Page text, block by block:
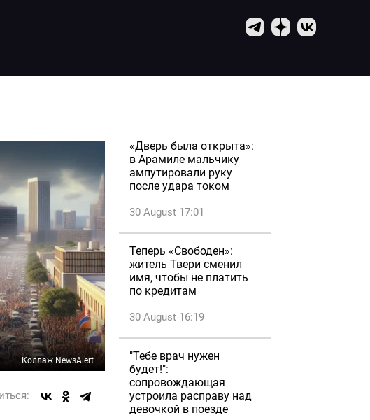
Коллаж NewsAlert
«Дверь была открыта»:
в Арамиле мальчику
ампутировали руку
после удара током
30 August 17:01
Теперь «Свободен»:
житель Твери сменил
имя, чтобы не платить
по кредитам
30 August 16:19
"Тебе врач нужен
будет!":
сопровождающая
устроила расправу над
девочкой в поезде